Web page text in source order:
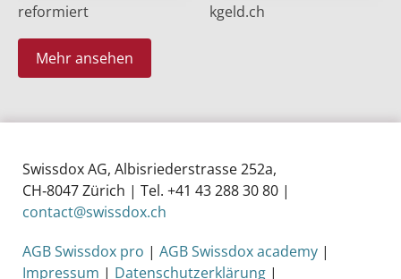
reformiert kgeld.ch
Mehr ansehen
Swissdox AG, Albisriederstrasse 252a,
CH‑8047 Zürich | Tel. +41 43 288 30 80 |
contact@swissdox.ch
AGB Swissdox pro | AGB Swissdox academy |
Impressum | Datenschutzerklärung |